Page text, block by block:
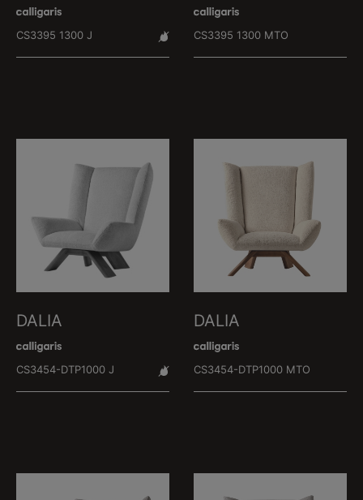
CS3395 1300 J CS3395 1300 MTO
DALIA
CS3454-DTP1000 J
DALIA
CS3454-DTP1000 MTO